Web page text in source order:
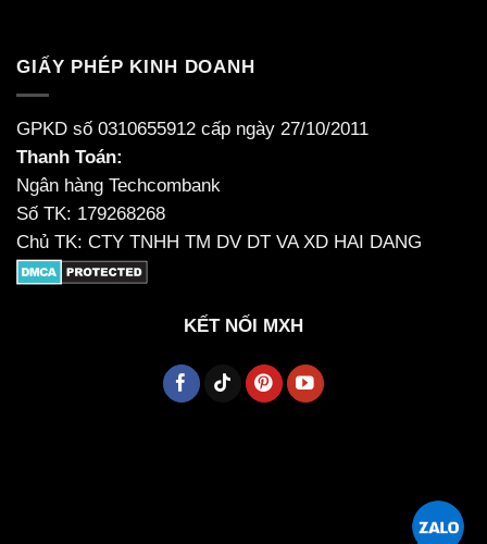
GIẤY PHÉP KINH DOANH
GPKD số 0310655912 cấp ngày 27/10/2011
Thanh Toán:
Ngân hàng Techcombank
Số TK: 179268268
Chủ TK: CTY TNHH TM DV DT VA XD HAI DANG
KẾT NỐI MXH